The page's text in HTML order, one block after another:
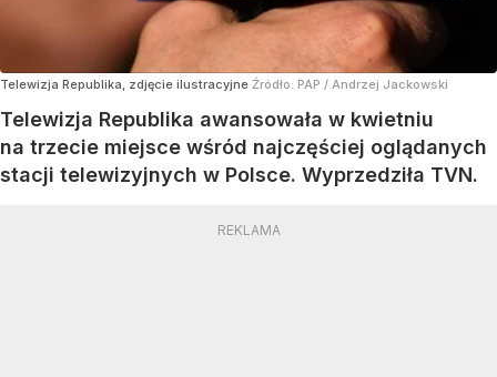
Telewizja Republika, zdjęcie ilustracyjne Źródło: PAP / Andrzej Jackowski
Telewizja Republika awansowała w kwietniu
na trzecie miejsce wśród najczęściej oglądanych
stacji telewizyjnych w Polsce. Wyprzedziła TVN.